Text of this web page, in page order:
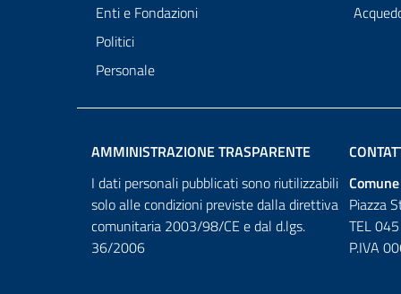
Enti e Fondazioni
Politici
Personale
AMMINISTRAZIONE TRASPARENTE
I dati personali pubblicati sono riutilizzabili
solo alle condizioni previste dalla direttiva
comunitaria 2003/98/CE e dal d.lgs.
36/2006
Piazza
TEL
P.IVA